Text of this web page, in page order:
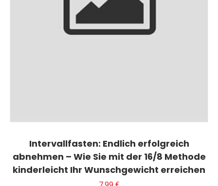
Intervallfasten: Endlich erfolgreich
abnehmen – Wie Sie mit der 16/8 Methode
kinderleicht Ihr Wunschgewicht erreichen